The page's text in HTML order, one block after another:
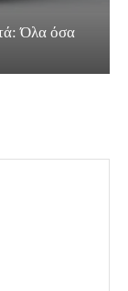
Όλα όσα